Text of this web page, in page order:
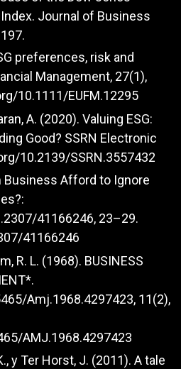
Journal of Business
preferences, risk and
Management, 27(1),
10.1111/EUFM.12295
A. (2020). Valuing ESG:
Good? SSRN Electronic
10.2139/SSRN.3557432
Business Afford to Ignore
41166246, 23–29.
41166246
R. L. (1968). BUSINESS
Amj.1968.4297423, 11(2),
AMJ.1968.4297423
y Ter Horst, J. (2011). A tale